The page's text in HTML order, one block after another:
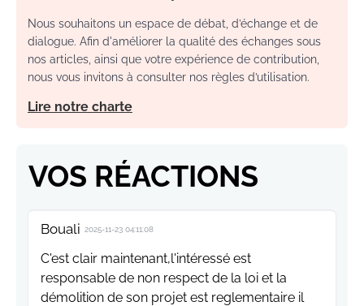
Nous souhaitons un espace de débat, d’échange et de
dialogue. Afin d'améliorer la qualité des échanges sous
nos articles, ainsi que votre expérience de contribution,
nous vous invitons à consulter nos règles d’utilisation.
Lire notre charte
VOS RÉACTIONS
Bouali 2025-11-23 04:11:08
C'est clair maintenant,l'intéressé est
responsable de non respect de la loi et la
démolition de son projet est reglementaire il